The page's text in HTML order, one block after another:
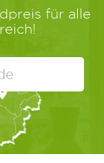
für alle